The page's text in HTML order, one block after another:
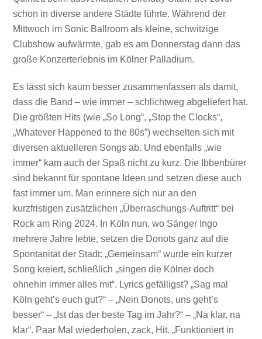
schon in diverse andere Städte führte. Während der
Mittwoch im Sonic Ballroom als kleine, schwitzige
Clubshow aufwärmte, gab es am Donnerstag dann das
große Konzerterlebnis im Kölner Palladium.
Es lässt sich kaum besser zusammenfassen als damit,
dass die Band – wie immer – schlichtweg abgeliefert hat.
Die größten Hits (wie „So Long“, „Stop the Clocks“,
„Whatever Happened to the 80s”) wechselten sich mit
diversen aktuelleren Songs ab. Und ebenfalls „wie
immer“ kam auch der Spaß nicht zu kurz. Die Ibbenbürer
sind bekannt für spontane Ideen und setzen diese auch
fast immer um. Man erinnere sich nur an den
kurzfristigen zusätzlichen „Überraschungs-Auftritt“ bei
Rock am Ring 2024. In Köln nun, wo Sänger Ingo
mehrere Jahre lebte, setzen die Donots ganz auf die
Spontanität der Stadt: „Gemeinsam“ wurde ein kurzer
Song kreiert, schließlich „singen die Kölner doch
ohnehin immer alles mit“. Lyrics gefälligst? „Sag mal
Köln geht’s euch gut?“ – „Nein Donots, uns geht’s
besser“ – „Ist das der beste Tag im Jahr?“ – „Na klar, na
klar“. Paar Mal wiederholen, zack, Hit. „Funktioniert in